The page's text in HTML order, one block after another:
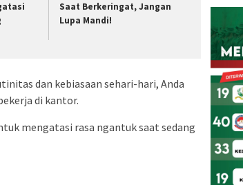
Saat Berkeringat, Jangan
Lupa Mandi!
dan kebiasaan sehari-hari, Anda
di kantor.
mengatasi rasa ngantuk saat sedang